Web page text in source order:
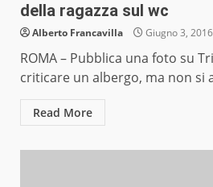
della ragazza sul wc
Alberto Francavilla Giugno 3, 2016
ROMA – Pubblica una foto su
criticare un albergo, ma non si
Read More